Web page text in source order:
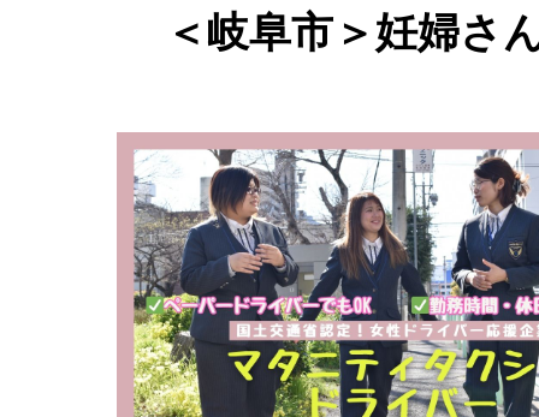
＜岐阜市＞妊婦さ